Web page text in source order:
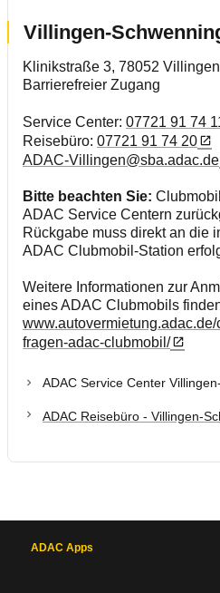
Villingen-
Klinikstraße 3, 78052
Barrierefreier Zugang
Service Center: 07721 91 74
Reisebüro: 07721 91 74 20
ADAC-Villingen@sba.adac.de
Bitte beachten Sie:
ADAC Service Centern
Rückgabe muss direkt an die
ADAC Clubmobil-Station
Weitere Informationen zur
eines ADAC Clubmobils
fragen-adac-clubmobil/
ADAC Service Center
ADAC Reisebüro - Villingen-
ADAC Apps